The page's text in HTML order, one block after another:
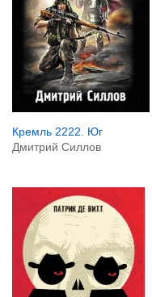
Кремль 2222. Юг
Дмитрий Силлов